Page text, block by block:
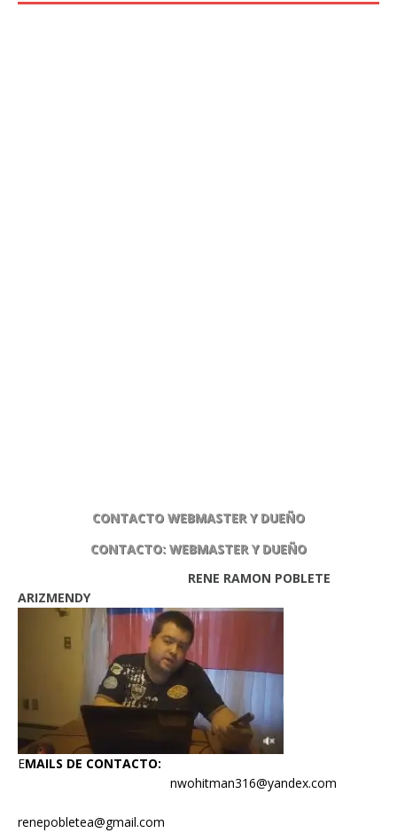
CONTACTO WEBMASTER Y DUEÑO
CONTACTO: WEBMASTER Y DUEÑO
RENE RAMON POBLETE
ARIZMENDY
EMAILS DE CONTACTO:
nwohitman316@yandex.com
renepobletea@gmail.com